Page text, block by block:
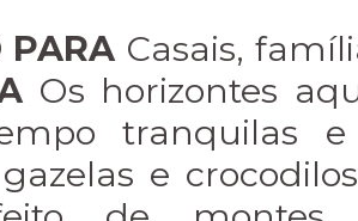
PARACasais,
Os horizontes
tranquilas e
e